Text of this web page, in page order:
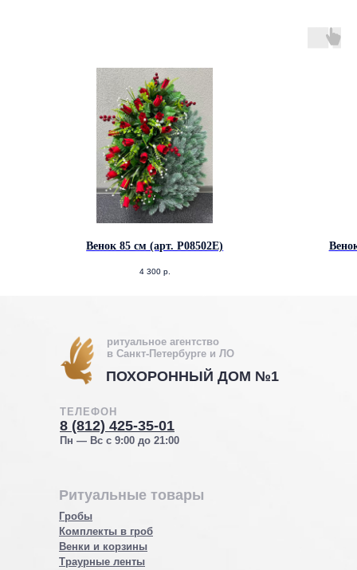
Венок 85 см (арт. Р08502Е)
4 300 р.
Ритуальные товары
Гробы
Комплекты в гроб
Венки и корзины
Траурные ленты
ПОХОРОННЫЙ ДОМ №1
ТЕЛЕФОН
8 (812) 425-35-01
Пн — Вс с 9:00 до 21:00
ритуальное агентство
в Санкт-Петербурге и ЛО